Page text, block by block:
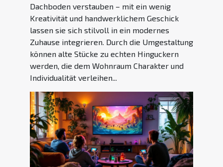
Dachboden verstauben – mit ein wenig
Kreativität und handwerklichem Geschick
lassen sie sich stilvoll in ein modernes
Zuhause integrieren. Durch die Umgestaltung
können alte Stücke zu echten Hinguckern
werden, die dem Wohnraum Charakter und
Individualität verleihen...